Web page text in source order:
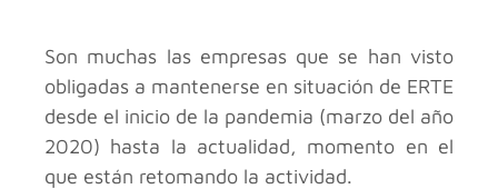
Son muchas las empresas que se han visto
obligadas a mantenerse en situación de ERTE
desde el inicio de la pandemia (marzo del año
2020) hasta la actualidad, momento en el
que están retomando la actividad.